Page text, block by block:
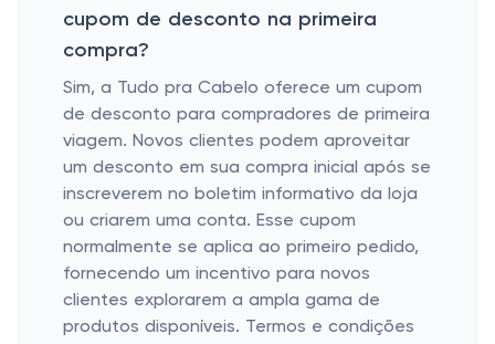
cupom de desconto na primeira
compra?
Sim, a Tudo pra Cabelo oferece um cupom
de desconto para compradores de primeira
viagem. Novos clientes podem aproveitar
um desconto em sua compra inicial após se
inscreverem no boletim informativo da loja
ou criarem uma conta. Esse cupom
normalmente se aplica ao primeiro pedido,
fornecendo um incentivo para novos
clientes explorarem a ampla gama de
produtos disponíveis. Termos e condições